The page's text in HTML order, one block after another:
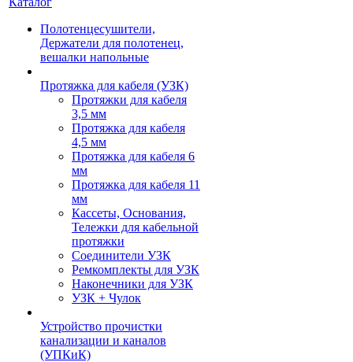
Полотенцесушители,
Держатели для полотенец,
вешалки напольные
Протяжка для кабеля (УЗК)
Протяжки для кабеля
3,5 мм
Протяжка для кабеля
4,5 мм
Протяжка для кабеля 6
мм
Протяжка для кабеля 11
мм
Кассеты, Основания,
Тележки для кабельной
протяжки
Соединители УЗК
Ремкомплекты для УЗК
Наконечники для УЗК
УЗК + Чулок
Устройство прочистки
канализации и каналов
(УПКиК)